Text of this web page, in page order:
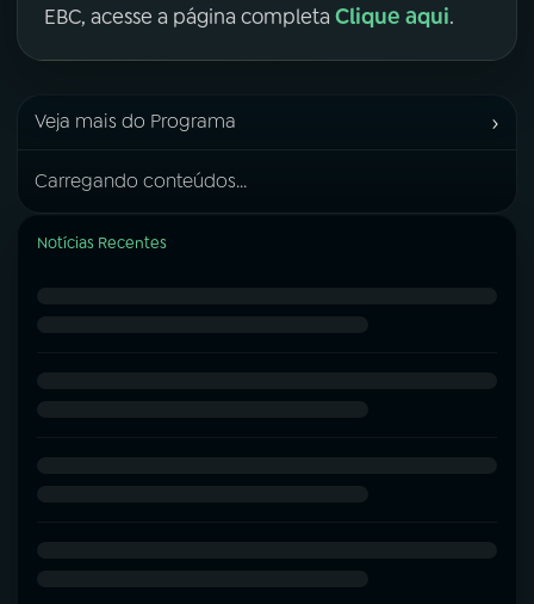
EBC, acesse a página completa Clique aqui.
Veja mais do Programa ›
Carregando conteúdos...
Notícias Recentes